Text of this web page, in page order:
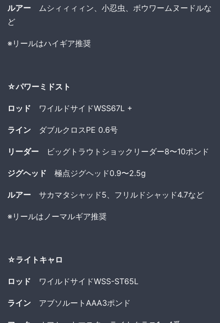
ルアー ムシィィィィン、小忍虫、ボウワームヌードルな
ど
※リールはハイギア推奨
☆パワーミドスト
ロッド ワイルドサイドWSS67L +
ライン ダブルクロスPE 0.6号
リーダー ビッグトラウトショックリーダー8〜10ポンド
ジグヘッド 極点ジグヘッド0.9〜2.5g
ルアー サカマタシャッド5、フリルドシャッド4.7など
※リールはノーマルギア推奨
☆ライトキャロ
ロッド ワイルドサイドWSS-ST65L
ライン アブソルートAAA3ポンド